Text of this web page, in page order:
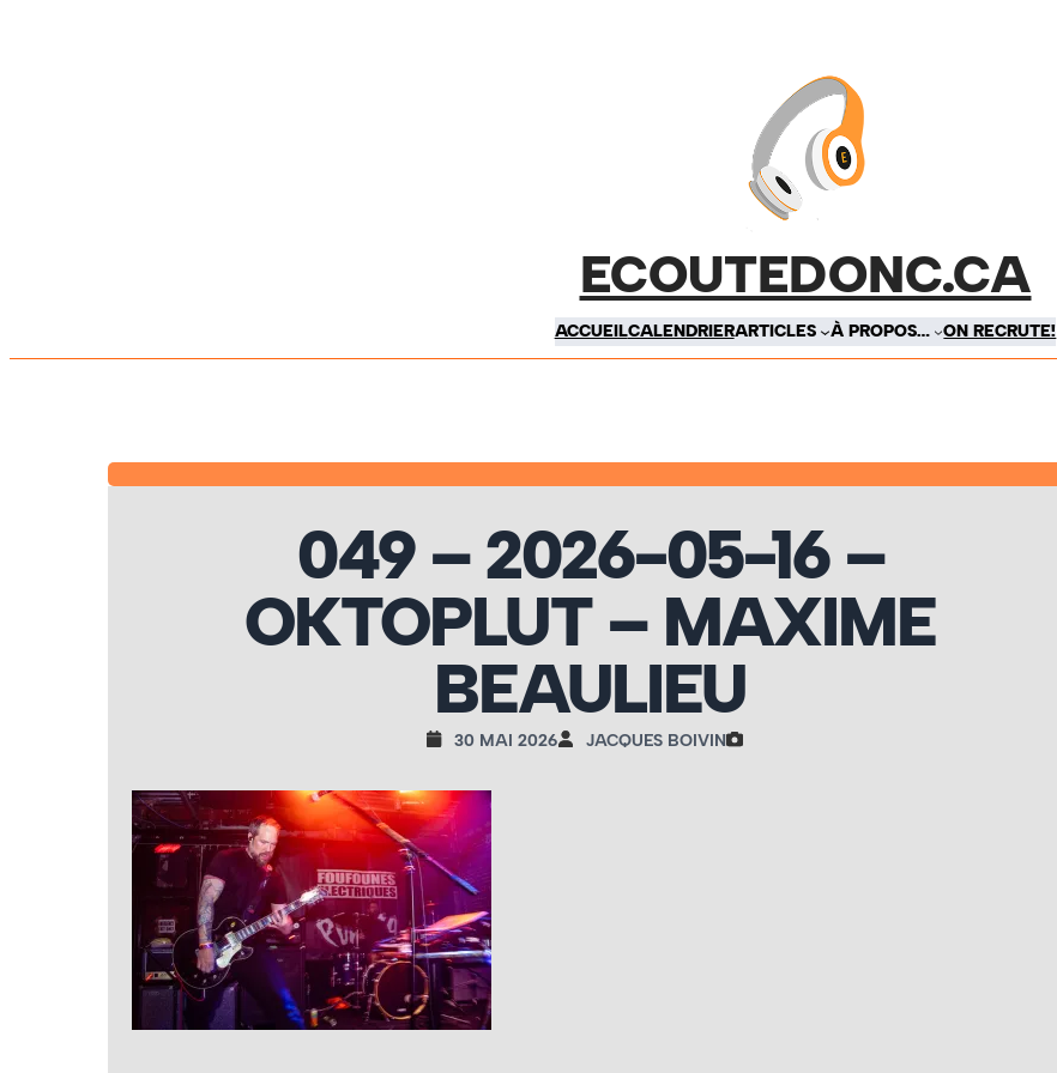
ECOUTEDONC.CA
ACCUEILCALENDRIERARTICLES À PROPOS… ON RECRUTE!
049 – 2026-05-16 –
OKTOPLUT – MAXIME
BEAULIEU
30 MAI 2026 JACQUES BOIVIN